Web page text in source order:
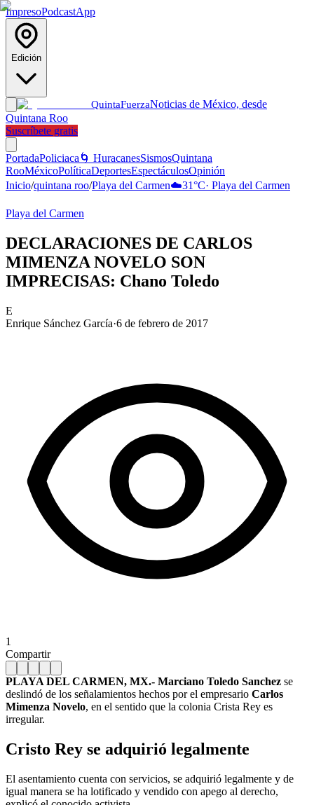
ImpresoPodcastApp
Edición
QuintaFuerzaNoticias de México, desde
Quintana Roo
Suscríbete gratis
PortadaPoliciaca 🌀 HuracanesSismosQuintana
RooMéxicoPolíticaDeportesEspectáculosOpinión
Inicio/quintana roo/Playa del Carmen☁️31°C· Playa del Carmen
Playa del Carmen
DECLARACIONES DE CARLOS
MIMENZA NOVELO SON
IMPRECISAS: Chano Toledo
E
Enrique Sánchez García·6 de febrero de 2017
1
Compartir
PLAYA DEL CARMEN, MX.- Marciano Toledo Sanchez se
deslindó de los señalamientos hechos por el empresario Carlos
Mimenza Novelo, en el sentido que la colonia Crista Rey es
irregular.
Cristo Rey se adquirió legalmente
El asentamiento cuenta con servicios, se adquirió legalmente y de
igual manera se ha lotificado y vendido con apego al derecho,